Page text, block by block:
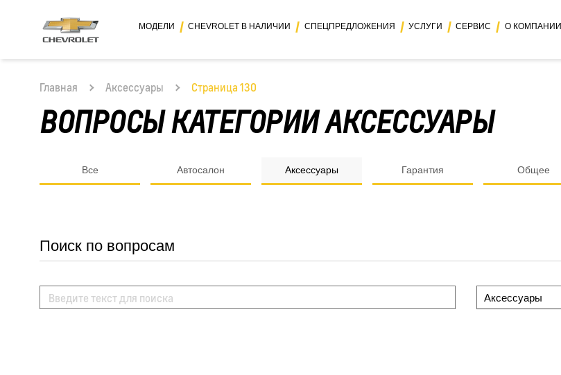
МОДЕЛИ CHEVROLET В НАЛИЧИИ СПЕЦПРЕДЛОЖЕНИЯ УСЛУГИ СЕРВИС О КОМПАНИИ
Главная Аксессуары Страница 130
ВОПРОСЫ КАТЕГОРИИ АКСЕССУАРЫ
Все Автосалон Аксессуары Гарантия Общее
Поиск по вопросам
Аксессуары